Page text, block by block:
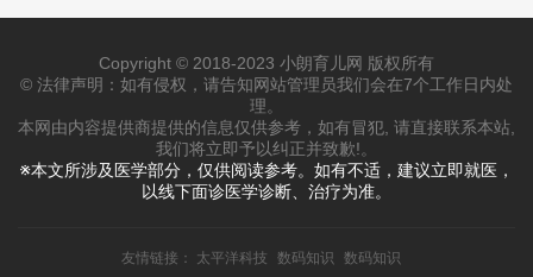
Copyright © 2018-2023 小朗育儿网 版权所有
© 法律声明：如有侵权，请告知网站管理员我们会在7个工作日内处
理。
本网由内容提供商提供的信息仅供参考，如有冒犯, 请直接联系本站,
我们将立即予以纠正并致歉!。
※本文所涉及医学部分，仅供阅读参考。如有不适，建议立即就医，
以线下面诊医学诊断、治疗为准。
友情链接： 太平洋科技 数码知识
数码知识